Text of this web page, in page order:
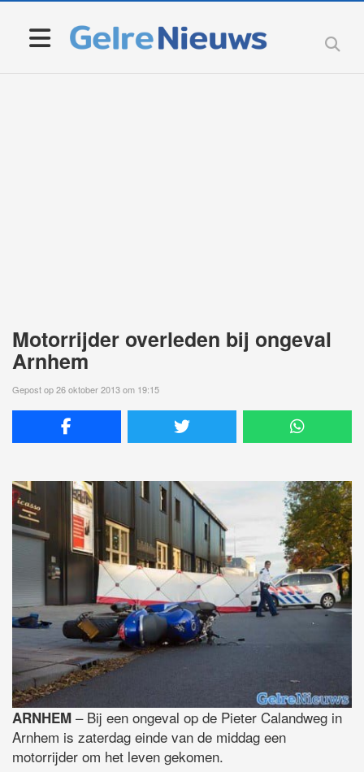
Motorrijder overleden bij ongeval
Arnhem
Gepost op 26 oktober 2013 om 19:15
ARNHEM – Bij een ongeval op de Pieter Calandweg in
Arnhem is zaterdag einde van de middag een
motorrijder om het leven gekomen.